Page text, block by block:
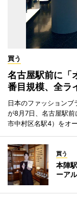
買う
名古屋駅前に
番目規模、全ラ
日本のファッション
が8月7日、名古屋駅
市中村区名駅4）をオ
買う
本陣
ーア